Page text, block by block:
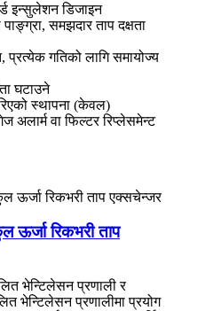
इन्सुलेशन डिजाइन
समझदार ताप दक्षता
प्रत्येक गतिको लागि समायोज्य
घटाउने
स्थापना (केवल)
अलार्म वा फिल्टर रिप्लेसमेन्ट
ऊर्जा रिकभरी ताप
भेन्टिलेसन प्रणाली र
भेन्टिलेसन प्रणालीमा प्रयोग